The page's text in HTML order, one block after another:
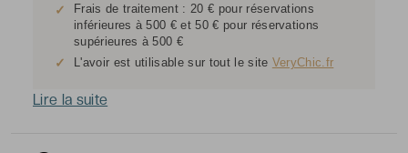
✓
Frais de traitement : 20 € pour réservations
inférieures à 500 € et 50 € pour réservations
supérieures à 500 €
✓ L'avoir est utilisable sur tout le site VeryChic.fr
Lire la suite